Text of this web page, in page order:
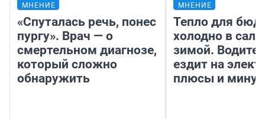
МНЕНИЕ
«Спуталась речь, понес
пургу». Врач — о
смертельном диагнозе,
который сложно
обнаружить
МНЕНИЕ
Тепло для
холодно в
зимой.
ездит на
плюсы и